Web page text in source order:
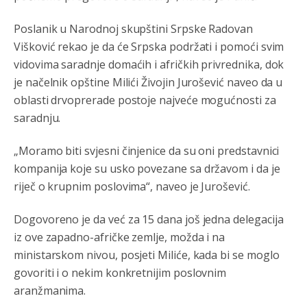
Poslanik u Narodnoj skupštini Srpske Radovan
Višković rekao je da će Srpska podržati i pomoći svim
vidovima saradnje domaćih i afričkih privrednika, dok
je načelnik opštine Milići Živojin Jurošević naveo da u
oblasti drvoprerade postoje najveće mogućnosti za
saradnju.
„Moramo biti svjesni činjenice da su oni predstavnici
kompanija koje su usko povezane sa državom i da je
riječ o krupnim poslovima“, naveo je Jurošević.
Dogovoreno je da već za 15 dana još jedna delegacija
iz ove zapadno-afričke zemlje, možda i na
ministarskom nivou, posjeti Miliće, kada bi se moglo
govoriti i o nekim konkretnijim poslovnim
aranžmanima.
биће увек држава за турчина који овде уноси немир
Анонимно2806552
5:39
nije mujo turcin, mujo ue bendasr
nije...probajte ući bezpasosa.Tako rs.Umisli
li ste da
ste nebeski narod
Анонимно2806773 6:56
АМЕРИКАНЦИ ДО КРАЈА ГОДИНЕ ОДЛАЗЕ СА
КОСОВА
Анонимно2806773 6:59
Затвара се и база Бондстил, у којој је лета 1999.
године било чак 7.000 војника.